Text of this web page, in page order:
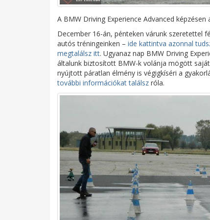
A BMW Driving Experience Advanced
December 16-án, pénteken várunk szeretettel
autós tréningeinken – ide kattintva azonnal
megtalálsz itt. Ugyanaz nap BMW Driving
általunk biztosított BMW-k volánja mögött
nyújtott páratlan élmény is végigkíséri a
további információkat találsz róla.